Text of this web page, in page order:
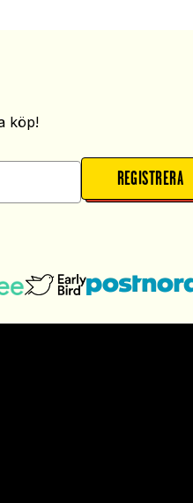
köp!
REGISTRERA